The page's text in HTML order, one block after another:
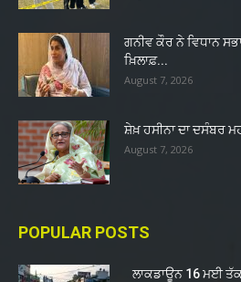
ਗਨੀਵ ਕੌਰ ਨੇ ਵਿਧਾਨ
ਖ਼ਿਲਾਫ਼...
August 7, 2026
ਸ਼ੇਖ਼ ਹਸੀਨਾ ਦਾ ਦਸੰਬਰ
August 7, 2026
POPULAR POSTS
ਲਾਕਡਾਊਨ 16 ਮਈ ਤੱਕ